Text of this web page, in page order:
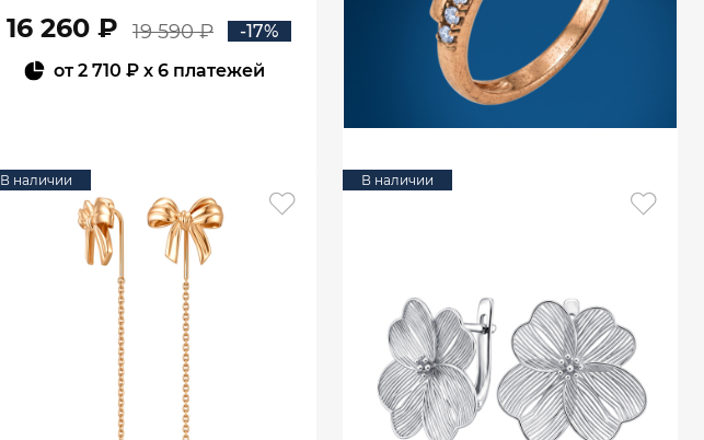
16 260 ₽ 19 590 ₽
-17%
от2 710 ₽ x 6 платежей
В наличии В наличии